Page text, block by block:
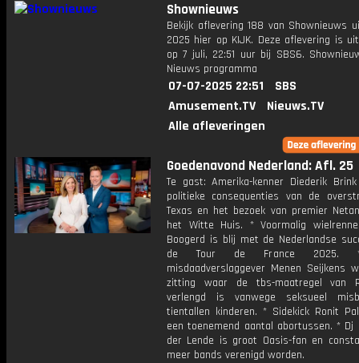
Shownieuws
Bekijk aflevering 188 van Shownieuws
2025 hier op KIJK. Deze aflevering is
op 7 juli, 22:51 uur bij SBS6.
Nieuws programma
07-07-2025 22:51
SBS
Amusement.TV
Nieuws.TV
Alle afleveringen
Goedenavond Nederland: Afl. 25
Te gast: Amerika-kenner Diederik
politieke consequenties van de
Texas en het bezoek van premier
het Witte Huis. * Voormalig
Boogerd is blij met de Nederlandse
de Tour de France 2025.
misdaadverslaggever Menen Seijkens
zitting waar de tbs-maatregel van
verlengd is vanwege seksueel
tientallen kinderen. * Sidekick Ronit
een toenemend aantal abortussen. * Dj
der Lende is groot Oasis-fan en
meer bands verenigd worden.